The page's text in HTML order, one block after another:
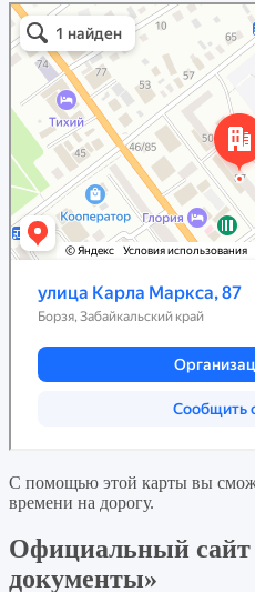
С помощью этой карты вы
времени на дорогу.
Официальный
документы»